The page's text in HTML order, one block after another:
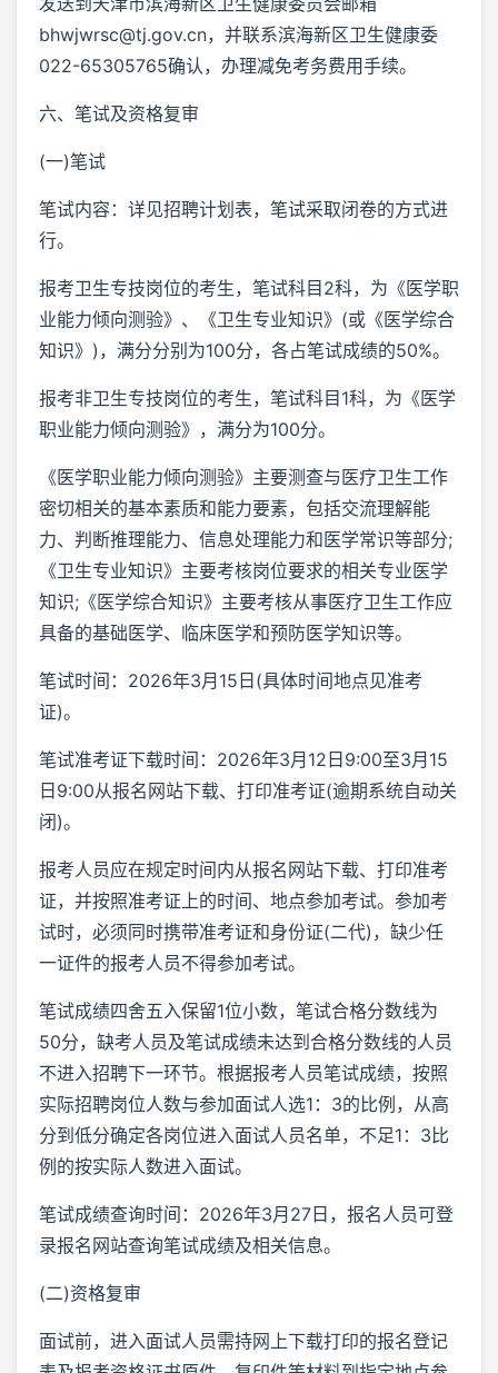
bhwjwrsc@tj.gov.cn，并联系滨海新区卫生健康委
022-65305765确认，办理减免考务费用手续。
六、笔试及资格复审
(一)笔试
笔试内容：详见招聘计划表，笔试采取闭卷的方式进
行。
报考卫生专技岗位的考生，笔试科目2科，为《医学职
业能力倾向测验》、《卫生专业知识》(或《医学综合
知识》)，满分分别为100分，各占笔试成绩的50%。
报考非卫生专技岗位的考生，笔试科目1科，为《医学
职业能力倾向测验》，满分为100分。
《医学职业能力倾向测验》主要测查与医疗卫生工作
密切相关的基本素质和能力要素，包括交流理解能
力、判断推理能力、信息处理能力和医学常识等部分;
《卫生专业知识》主要考核岗位要求的相关专业医学
知识;《医学综合知识》主要考核从事医疗卫生工作应
具备的基础医学、临床医学和预防医学知识等。
笔试时间：2026年3月15日(具体时间地点见准考
证)。
笔试准考证下载时间：2026年3月12日9:00至3月15
日9:00从报名网站下载、打印准考证(逾期系统自动关
闭)。
报考人员应在规定时间内从报名网站下载、打印准考
证，并按照准考证上的时间、地点参加考试。参加考
试时，必须同时携带准考证和身份证(二代)，缺少任
一证件的报考人员不得参加考试。
笔试成绩四舍五入保留1位小数，笔试合格分数线为
50分，缺考人员及笔试成绩未达到合格分数线的人员
不进入招聘下一环节。根据报考人员笔试成绩，按照
实际招聘岗位人数与参加面试人选1：3的比例，从高
分到低分确定各岗位进入面试人员名单，不足1：3比
例的按实际人数进入面试。
笔试成绩查询时间：2026年3月27日，报名人员可登
录报名网站查询笔试成绩及相关信息。
(二)资格复审
面试前，进入面试人员需持网上下载打印的报名登记